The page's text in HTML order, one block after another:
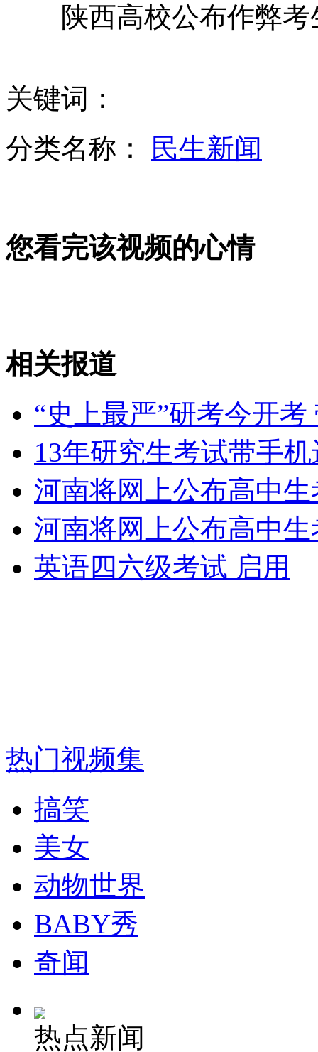
翟振峰被曝违规变更集体财产
安徽雾霾致上千名旅客滞留合肥机场
双鸭山客车爆炸案件嫌疑人已死
最尽职女环卫工 用手指抠香烟头
山西运城恶犬咬伤多人 警民合力深夜将其击毙
女孩北京地铁殴打老人 痛下狠手拳打脚踢
无痛分娩是否安全 医生回应
外交部：反对强权政治霸凌主义
外交部：有关国家言论片面不公正
司机酒驾遇交警 急速倒车逃窜
陕西高校公布作弊考
关键词：
分类名称：
民生新闻
您看完该视频的心情
相关报道
“史上最严”研考今开
13年研究生考试带手
河南将网上公布高中
河南将网上公布高中
英语四六级考试 启用
热门视频集
搞笑
美女
动物世界
BABY秀
奇闻
热点新闻